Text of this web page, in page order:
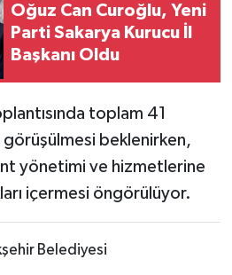
Oğuz Can Curoğlu, Yeni
Parti Sakarya Kurucu İl
Başkanı Oldu
toplam 41
beklenirken,
yönetimi ve hizmetlerine
içermesi öngörülüyor.
Belediyesi